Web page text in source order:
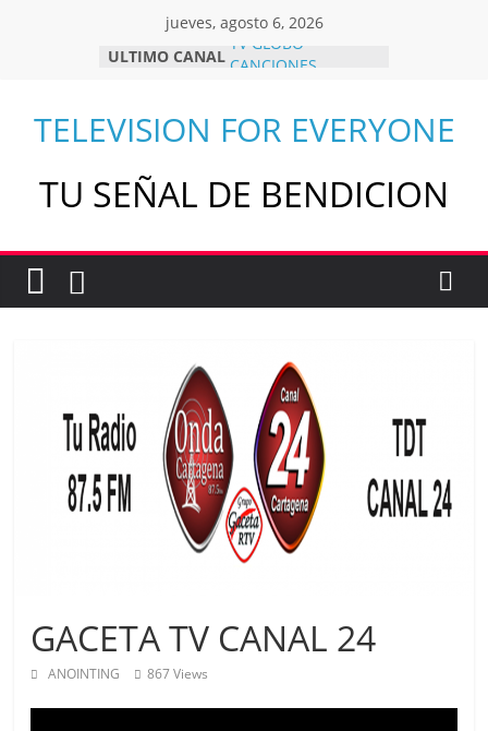
jueves, agosto 6, 2026
ULTIMO CANAL TV GLOBO
CANCIONES
CAMPUS TELEVISION
TELEVISION FOR EVERYONE
TU SEÑAL DE BENDICION
GACETA TV CANAL 24
ANOINTING 867 Views